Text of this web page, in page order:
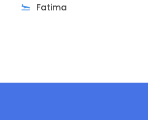
Fatima